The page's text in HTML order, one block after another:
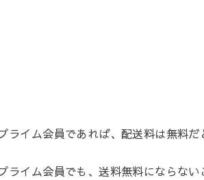
ライム会員であれば、配送料は無料だ
ライム会員でも、送料無料にならない